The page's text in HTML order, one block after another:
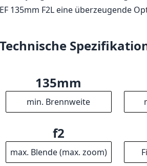
Situationen einschränken
Das Canon EF 135mm F2L USM ist
Eventfotografie dank seiner
machen es zu einem Favoriten unter
Nachteile wie Anfälligkeit für
Autofokus bei schwachem Licht
Für diejenigen, die ein erstklassiges
EF 135mm F2L eine überzeugende